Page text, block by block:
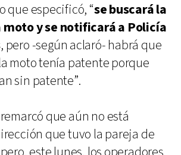
que especificó, “se buscará la
y se notificará a Policía
, pero -según aclaró- habrá que
moto tenía patente porque
sin patente”.
que aún no está
que tuvo la pareja de